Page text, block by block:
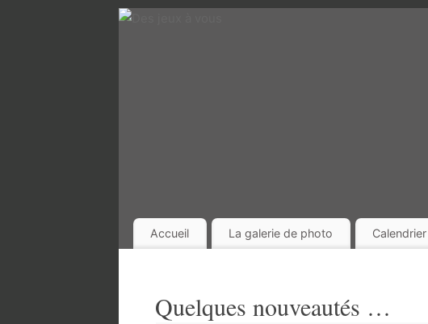
Accueil La galerie de photo
Quelques nouveautés …